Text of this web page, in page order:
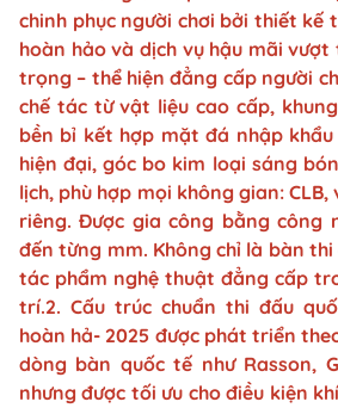
chinh phục người chơi bởi thiết kế
hoàn hảo và dịch vụ hậu mãi vượt
trọng – thể hiện đẳng cấp người
chế tác từ vật liệu cao cấp,
bền bỉ kết hợp mặt đá nhập khẩu
hiện đại, góc bo kim loại sáng
lịch, phù hợp mọi không gian:
riêng. Được gia công bằng công
đến từng mm. Không chỉ là bàn
tác phẩm nghệ thuật đẳng cấp
trí.2. Cấu trúc chuẩn thi đấu
hoàn hả- 2025 được phát triển
dòng bàn quốc tế như Rasson,
nhưng được tối ưu cho điều kiện